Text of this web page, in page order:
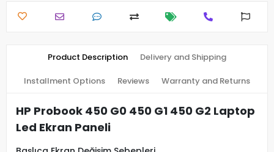
Product Description Delivery and Shipping
Installment Options Reviews Warranty and Returns
HP Probook 450 G0 450 G1 450 G2 Laptop
Led Ekran Paneli